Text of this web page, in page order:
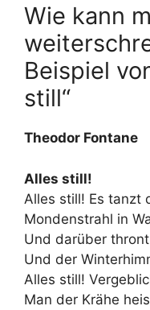
Wie kann
Beispiel
still“
Theodor Fontane
Alles still!
Alles still! Es tanzt
Mondenstrahl in
Und darüber
Und der
Alles still!
Man der Krähe